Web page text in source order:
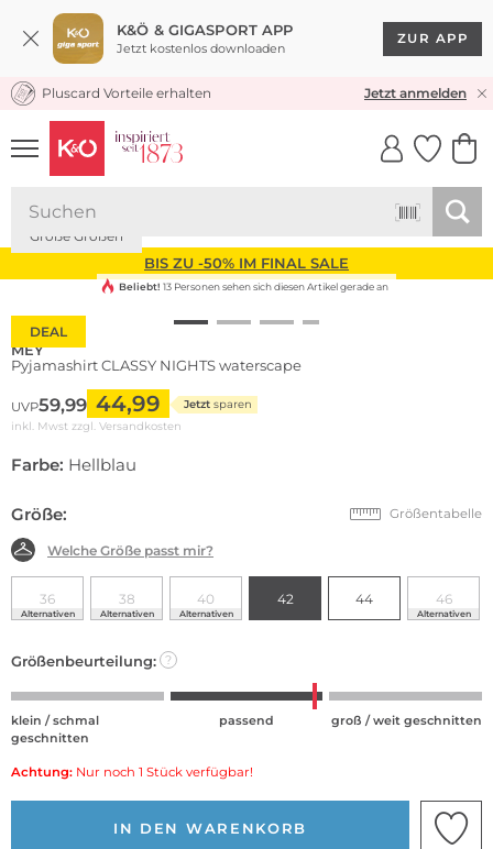
K&Ö & GIGASPORT APP
Jetzt kostenlos downloaden
ZUR APP
KOSTENLOSER VERSAND* & RÜCKVERSAND
Pluscard Vorteile erhalten Jetzt anmelden
UNSERE APP
CLICK &
BIS ZU -50% IM FINAL SALE
DEAL
Große Größen
Beliebt! 13 Personen sehen sich diesen Artikel gerade an
MEY
Pyjamashirt CLASSY NIGHTS waterscape
UVP59,99 44,99 Jetzt sparen
inkl. Mwst zzgl. Versandkosten
Farbe: Hellblau
Größe: Größentabelle
Welche Größe passt mir?
36
Alternativen
38
Alternativen
40
Alternativen
42 44 46
Alternativen
Größenbeurteilung: ?
klein / schmal
geschnitten
passend groß / weit geschnitten
Achtung: Nur noch 1 Stück verfügbar!
IN DEN WARENKORB